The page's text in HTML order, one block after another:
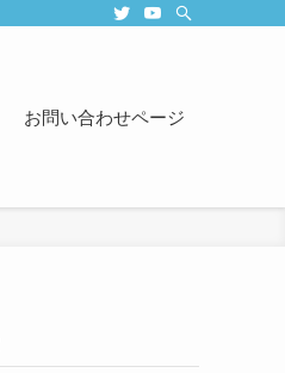
お問い合わせページ